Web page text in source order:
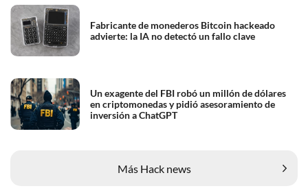
Fabricante de monederos Bitcoin hackeado
advierte: la IA no detectó un fallo clave
Un exagente del FBI robó un millón de dólares
en criptomonedas y pidió asesoramiento de
inversión a ChatGPT
Más Hack news